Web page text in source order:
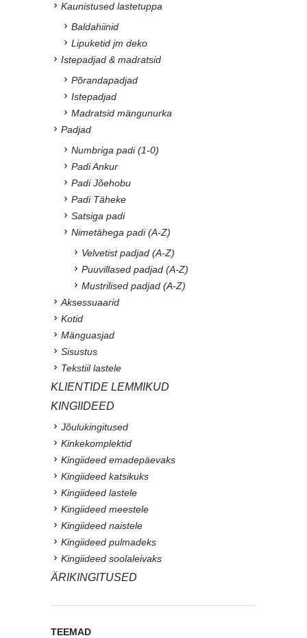
Kaunistused lastetuppa
Baldahiinid
Lipuketid jm deko
Istepadjad & madratsid
Põrandapadjad
Istepadjad
Madratsid mängunurka
Padjad
Numbriga padi (1-0)
Padi Ankur
Padi Jõehobu
Padi Täheke
Satsiga padi
Nimetähega padi (A-Z)
Velvetist padjad (A-Z)
Puuvillased padjad (A-Z)
Mustrilised padjad (A-Z)
Aksessuaarid
Kotid
Mänguasjad
Sisustus
Tekstiil lastele
KLIENTIDE LEMMIKUD
KINGIIDEED
Jõulukingitused
Kinkekomplektid
Kingiideed emadepäevaks
Kingiideed katsikuks
Kingiideed lastele
Kingiideed meestele
Kingiideed naistele
Kingiideed pulmadeks
Kingiideed soolaleivaks
ÄRIKINGITUSED
TEEMAD